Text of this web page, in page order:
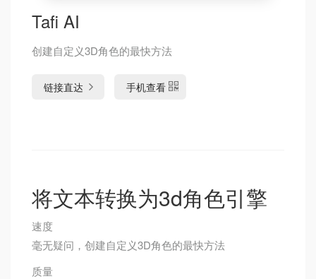
Tafi AI
创建自定义3D角色的最快方法
链接直达 手机查看
将文本转换为3d角色引擎
速度
毫无疑问，创建自定义3D角色的最快方法
质量